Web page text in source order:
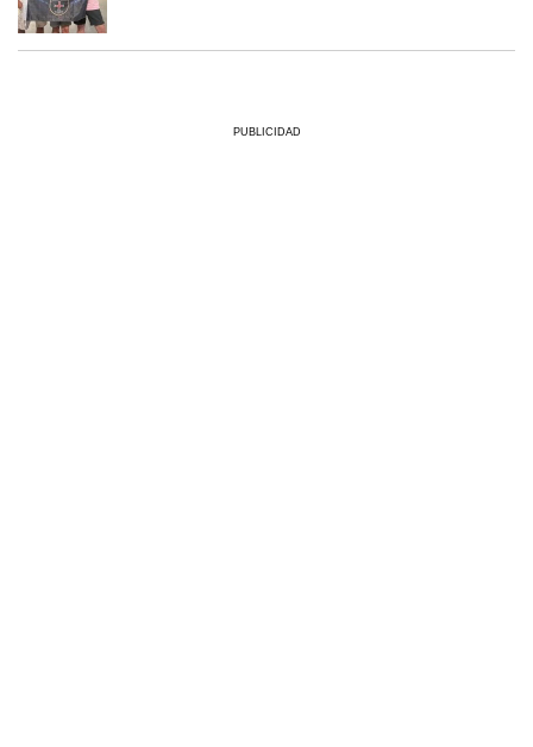
PUBLICIDAD